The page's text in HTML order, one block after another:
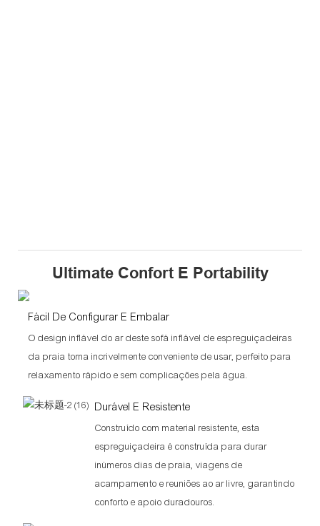
Ultimate Confort E Portability
Fácil De Configurar E Embalar
O design inflável do ar deste sofá inflável de espreguiçadeiras
da praia torna incrivelmente conveniente de usar, perfeito para
relaxamento rápido e sem complicações pela água.
Durável E Resistente
Construído com material resistente, esta
espreguiçadeira é construída para durar
inúmeros dias de praia, viagens de
acampamento e reuniões ao ar livre, garantindo
conforto e apoio duradouros.